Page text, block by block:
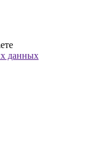
данных